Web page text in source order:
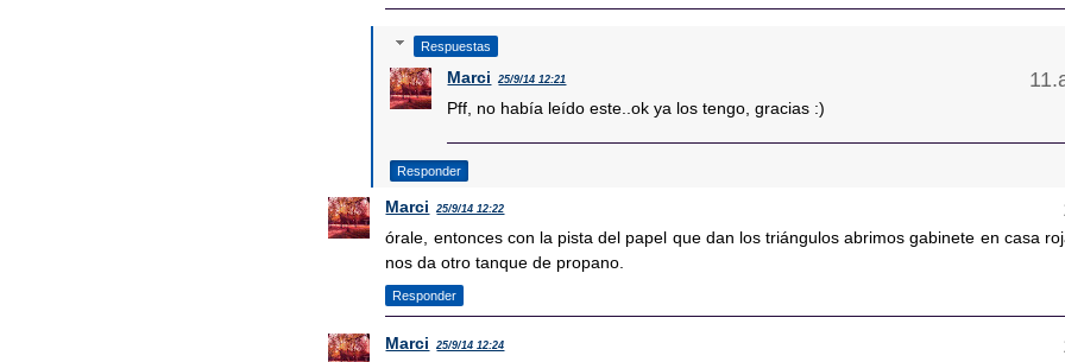
Respuestas
Marci 25/9/14 12:21
Pff, no había leído este..ok ya los tengo, gracias :)
Responder
Marci 25/9/14 12:22
órale, entonces con la pista del papel que dan los triángulos abrimos gabinete en casa
nos da otro tanque de propano.
Responder
Marci 25/9/14 12:24